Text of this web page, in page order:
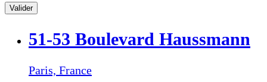
Valider
51-53 Boulevard Haussmann
Paris, France